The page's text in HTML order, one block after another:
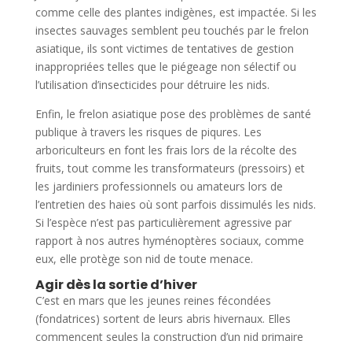
comme celle des plantes indigènes, est impactée. Si les
insectes sauvages semblent peu touchés par le frelon
asiatique, ils sont victimes de tentatives de gestion
inappropriées telles que le piégeage non sélectif ou
l’utilisation d’insecticides pour détruire les nids.
Enfin, le frelon asiatique pose des problèmes de santé
publique à travers les risques de piqures. Les
arboriculteurs en font les frais lors de la récolte des
fruits, tout comme les transformateurs (pressoirs) et
les jardiniers professionnels ou amateurs lors de
l’entretien des haies où sont parfois dissimulés les nids.
Si l’espèce n’est pas particulièrement agressive par
rapport à nos autres hyménoptères sociaux, comme
eux, elle protège son nid de toute menace.
Agir dès la sortie d’hiver
C’est en mars que les jeunes reines fécondées
(fondatrices) sortent de leurs abris hivernaux. Elles
commencent seules la construction d’un nid primaire